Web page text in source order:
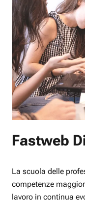
Fastweb
La scuola delle
competenze
lavoro in continua